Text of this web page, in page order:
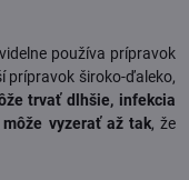
používa prípravok
prípravok široko-ďaleko,
trvať dlhšie, infekcia
vyzerať až tak, že